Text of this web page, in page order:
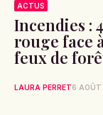
ACTUS
Incendies :
rouge face
feux de
LAURA PERRET6